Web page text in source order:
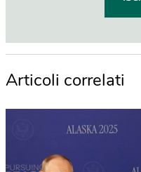
Articoli correlati